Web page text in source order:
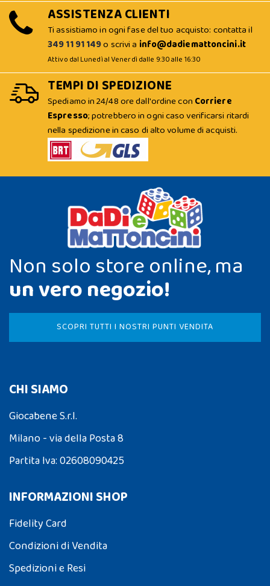
ASSISTENZA CLIENTI
Ti assistiamo in ogni fase del tuo acquisto: contatta il
349 11 91 149o scrivi a info@dadiemattoncini.it
Attivo dal Lunedì al Venerdì dalle 9:30 alle 16:30
TEMPI DI SPEDIZIONE
Spediamo in 24/48 ore dall'ordine con Corriere
Espresso; potrebbero in ogni caso verificarsi ritardi
nella spedizione in caso di alto volume di acquisti.
Non solo store online, ma
un vero negozio!
SCOPRI TUTTI I NOSTRI PUNTI VENDITA
CHI SIAMO
Giocabene S.r.l.
Milano - via della Posta 8
Partita Iva: 02608090425
INFORMAZIONI SHOP
Fidelity Card
Condizioni di Vendita
Spedizioni e Resi